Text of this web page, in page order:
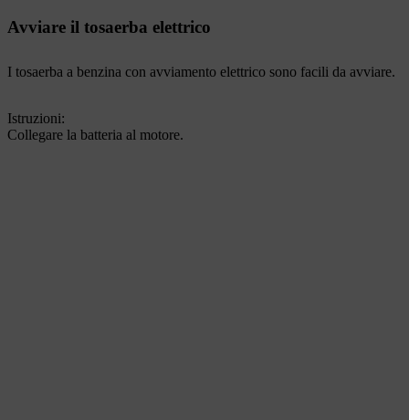
Avviare il tosaerba elettrico
I tosaerba a benzina con avviamento elettrico sono facili da avviare.
Istruzioni:
Collegare la batteria al motore.